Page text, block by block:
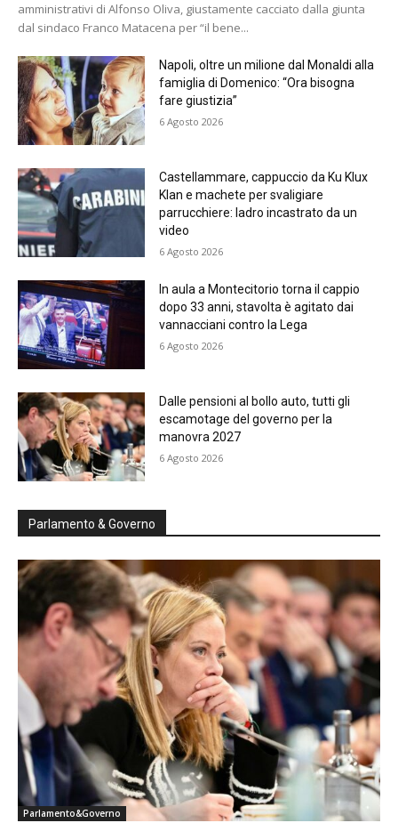
amministrativi di Alfonso Oliva, giustamente cacciato dalla giunta
dal sindaco Franco Matacena per “il bene...
Napoli, oltre un milione dal Monaldi alla
famiglia di Domenico: “Ora bisogna
fare giustizia”
6 Agosto 2026
Castellammare, cappuccio da Ku Klux
Klan e machete per svaligiare
parrucchiere: ladro incastrato da un
video
6 Agosto 2026
In aula a Montecitorio torna il cappio
dopo 33 anni, stavolta è agitato dai
vannacciani contro la Lega
6 Agosto 2026
Dalle pensioni al bollo auto, tutti gli
escamotage del governo per la
manovra 2027
6 Agosto 2026
Parlamento & Governo
Parlamento&Governo